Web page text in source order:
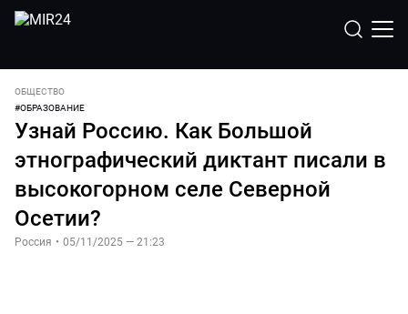
ОБЩЕСТВО
#ОБРАЗОВАНИЕ
Узнай Россию. Как Большой
этнографический диктант писали в
высокогорном селе Северной
Осетии?
Россия • 05/11/2025 — 21:23